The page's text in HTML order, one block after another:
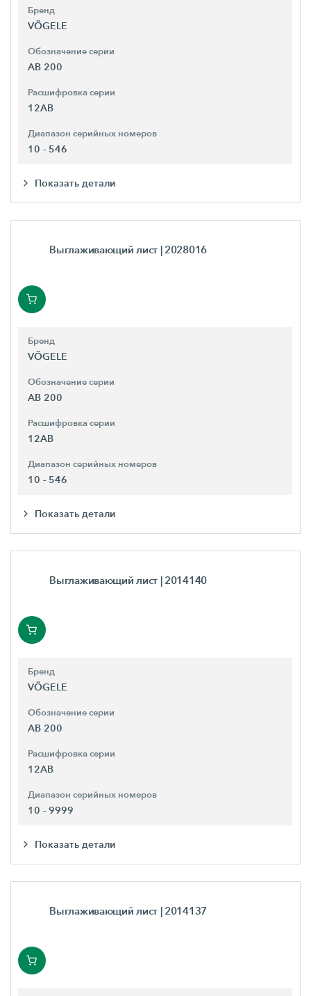
Бренд
VÖGELE
Обозначение серии
AB 200
Расшифровка серии
12AB
Диапазон серийных номеров
10 - 546
Показать детали
Выглаживающий лист | 2028016
Бренд
VÖGELE
Обозначение серии
AB 200
Расшифровка серии
12AB
Диапазон серийных номеров
10 - 546
Показать детали
Выглаживающий лист | 2014140
Бренд
VÖGELE
Обозначение серии
AB 200
Расшифровка серии
12AB
Диапазон серийных номеров
10 - 9999
Показать детали
Выглаживающий лист | 2014137